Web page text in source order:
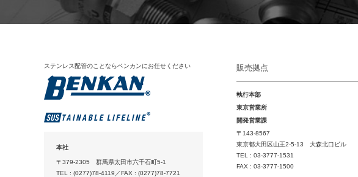
ステンレス配管のことならベンカンにお任せください
本社
〒379-2305 群馬県太田市六千石町5-1
TEL : (0277)78-4119／FAX : (0277)78-7721
販売拠点
執行本部
東京営業所
開発営業課
〒143-8567
東京都大田区山王2-5-13 大森北口ビル
TEL : 03-3777-1531
FAX : 03-3777-1500